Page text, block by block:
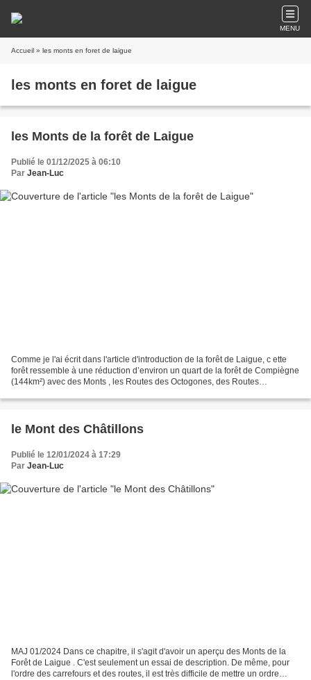
MENU
Accueil » les monts en foret de laigue
les monts en foret de laigue
les Monts de la forêt de Laigue
Publié le 01/12/2025 à 06:10
Par Jean-Luc
Comme je l'ai écrit dans l'article d'introduction de la forêt de Laigue, c ette
forêt ressemble à une réduction d’environ un quart de la forêt de Compiègne
(144km²) avec des Monts , les Routes des Octogones, des Routes
le Mont des Châtillons
Publié le 12/01/2024 à 17:29
Par Jean-Luc
MAJ 01/2024 Dans ce chapitre, il s'agit d'avoir un aperçu des Monts de la
Forêt de Laigue . C'est seulement un essai de description. De même, pour
l'ordre des carrefours et des routes, il est très difficile de mettre un ordre